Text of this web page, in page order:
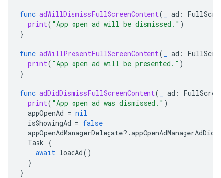
func adWillDismissFullScreenContent( ad :
print( "App open ad will be dismissed." )
}
func adWillPresentFullScreenContent( ad :
print( "App open ad will be presented." )
}
func adDidDismissFullScreenContent( ad :
print( "App open ad was dismissed." )
appOpenAd = nil
isShowingAd = false
appOpenAdManagerDelegate?.
Task {
await loadAd()
}
}